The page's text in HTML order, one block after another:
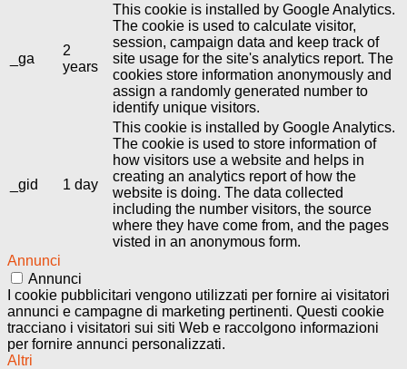
_ga
2
years
This cookie is installed by Google Analytics.
The cookie is used to calculate visitor,
session, campaign data and keep track of
site usage for the site's analytics report. The
cookies store information anonymously and
assign a randomly generated number to
identify unique visitors.
_gid 1 day
This cookie is installed by Google Analytics.
The cookie is used to store information of
how visitors use a website and helps in
creating an analytics report of how the
website is doing. The data collected
including the number visitors, the source
where they have come from, and the pages
visted in an anonymous form.
Annunci
Annunci
I cookie pubblicitari vengono utilizzati per fornire ai visitatori
annunci e campagne di marketing pertinenti. Questi cookie
tracciano i visitatori sui siti Web e raccolgono informazioni
per fornire annunci personalizzati.
Altri